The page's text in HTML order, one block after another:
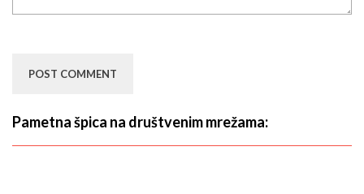
Pametna špica na društvenim mrežama: